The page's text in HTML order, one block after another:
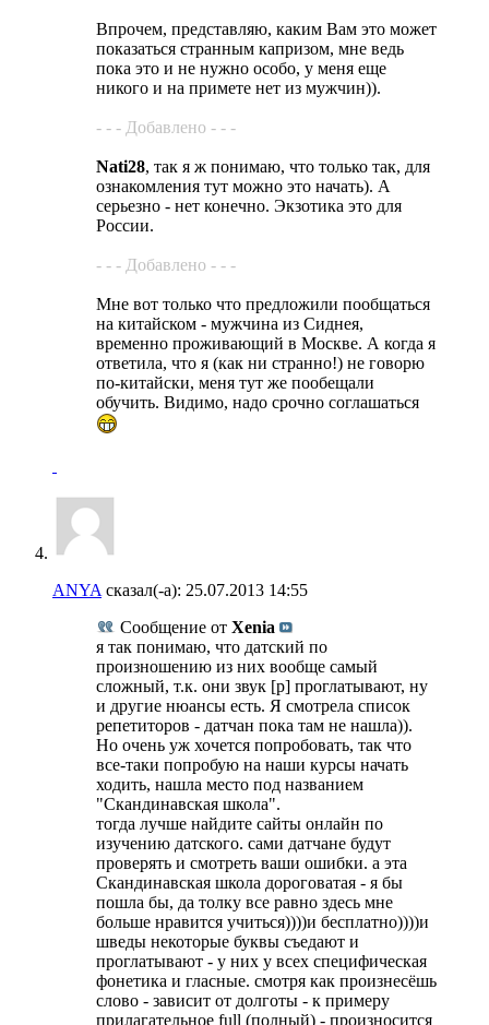
Впрочем, представляю, каким Вам это может
показаться странным капризом, мне ведь
пока это и не нужно особо, у меня еще
никого и на примете нет из мужчин)).
- - - Добавлено - - -
Nati28, так я ж понимаю, что только так, для
ознакомления тут можно это начать). А
серьезно - нет конечно. Экзотика это для
России.
- - - Добавлено - - -
Мне вот только что предложили пообщаться
на китайском - мужчина из Сиднея,
временно проживающий в Москве. А когда я
ответила, что я (как ни странно!) не говорю
по-китайски, меня тут же пообещали
обучить. Видимо, надо срочно соглашаться
ANYA сказал(-а): 25.07.2013 14:55
Сообщение от Xenia
я так понимаю, что датский по
произношению из них вообще самый
сложный, т.к. они звук [р] проглатывают, ну
и другие нюансы есть. Я смотрела список
репетиторов - датчан пока там не нашла)).
Но очень уж хочется попробовать, так что
все-таки попробую на наши курсы начать
ходить, нашла место под названием
"Скандинавская школа".
тогда лучше найдите сайты онлайн по
изучению датского. сами датчане будут
проверять и смотреть ваши ошибки. а эта
Скандинавская школа дороговатая - я бы
пошла бы, да толку все равно здесь мне
больше нравится учиться))))и бесплатно))))и
шведы некоторые буквы съедают и
проглатывают - у них у всех специфическая
фонетика и гласные. смотря как произнесёшь
слово - зависит от долготы - к примеру
прилагательное full (полный) - произносится